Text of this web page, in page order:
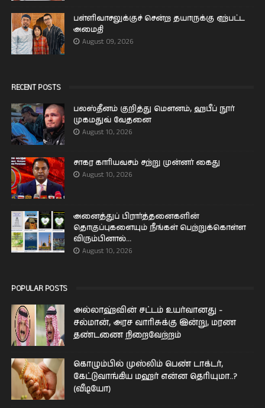
பள்ளிவாசலுக்குச் சென்ற தயாருக்கு ஏற்பட்ட
அமைதி
August 09, 2026
RECENT POSTS
பலஸ்தீனம் குறித்து மௌனம், ஹபீப் நூர்
முகமதுவ் வேதனை
August 10, 2026
சாகர காரியவசம் சற்று முன்னர் கைது
August 10, 2026
அனைத்துப் பிரார்த்தனைகளின்
தொகுப்புகளையும் நீங்கள் பெற்றுக்கொள்ள
விரும்பினால்...
August 10, 2026
POPULAR POSTS
அல்லாஹ்வின் சட்டம் உயர்வானது -
சல்மான், அரச வாரிசுக்கு இன்று, மரண
தண்டணை நிறைவேற்றம்
கொழும்பில் முஸ்லிம் பெண் டாக்டர்,
கேட்டுவாங்கிய மஹர் என்ன தெரியுமா..?
(வீடியோ)